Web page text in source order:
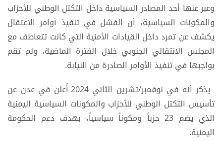
وعبر عنها أحد المصادر السياسية داخل التكتل الوطني للأحزاب
والمكونات السياسية، أن الفشل في تنفيذ أوامر الاعتقال
يكشف عن تمرد داخل القيادات الأمنية التي كانت تتعاطف مع
المجلس الانتقالي الجنوبي خلال الفترة الماضية، ولم تقم
بواجبها في تنفيذ الأوامر الصادرة من النيابة.
يذكر أنه في نوفمبر/تشرين الثاني 2024 أُعلن في عدن عن
تأسيس التكتل الوطني للأحزاب والمكونات السياسية اليمنية
الذي يضم 23 حزباً ومكوناً سياسياً، بهدف دعم الحكومة
اليمنية.